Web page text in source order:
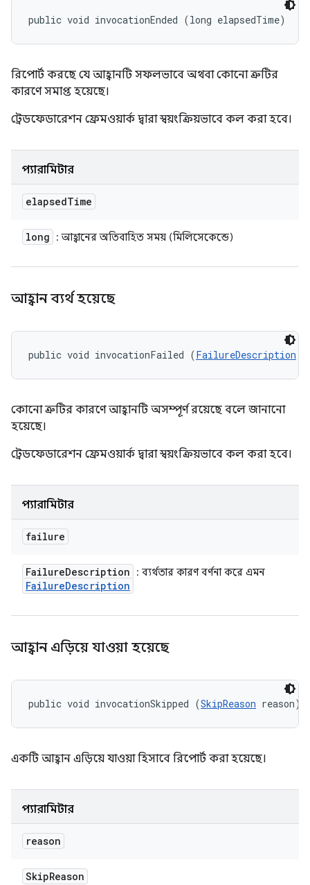
public void invocationEnded (long elapsedTime)
রিপোর্ট করছে যে আহ্বানটি সফলভাবে অথবা কোনো ত্রুটির
কারণে সমাপ্ত হয়েছে।
ট্রেডফেডারেশন ফ্রেমওয়ার্ক দ্বারা স্বয়ংক্রিয়ভাবে কল করা হবে।
প্যারামিটার
elapsedTime
long : আহ্বানের অতিবাহিত সময় (মিলিসেকেন্ডে)
আহ্বান ব্যর্থ হয়েছে
public void invocationFailed (FailureDescription
কোনো ত্রুটির কারণে আহ্বানটি অসম্পূর্ণ রয়েছে বলে জানানো
হয়েছে।
ট্রেডফেডারেশন ফ্রেমওয়ার্ক দ্বারা স্বয়ংক্রিয়ভাবে কল করা হবে।
প্যারামিটার
failure
FailureDescription : ব্যর্থতার কারণ বর্ণনা করে এমন
FailureDescription
আহ্বান এড়িয়ে যাওয়া হয়েছে
public void invocationSkipped (SkipReason reason)
একটি আহ্বান এড়িয়ে যাওয়া হিসাবে রিপোর্ট করা হয়েছে।
প্যারামিটার
reason
SkipReason